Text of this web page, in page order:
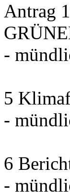
Antrag
-
5
-
6
-